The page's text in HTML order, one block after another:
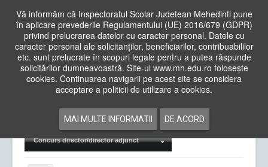
Vă informăm că Inspectoratul Scolar Judetean Mehedinti pune
în aplicare prevederile Regulamentului (UE) 2016/679 (GDPR)
privind prelucrarea datelor cu caracter personal. Datele cu
caracter personal ale solicitanților, beneficiarilor, contribuabililor
etc. sunt prelucrate în scopuri legale pentru a putea răspunde
solicitărilor dumneavoastră. Site-ul www.mh.edu.ro folosește
cookies. Continuarea navigarii pe acest site se considera
acceptare a politicii de utilizare a cookies.
MAI MULTE INFORMATII DE ACORD
Cauta
in
siteAcasa Cadre Didactice
Examene Naționale
Concurs director/director adjunct